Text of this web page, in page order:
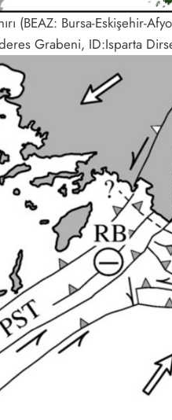
(BEAZ: Bursa-Eskişehir-
Grabeni, ID:Isparta